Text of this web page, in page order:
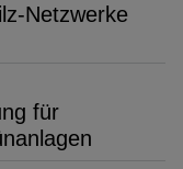
Netzwerke
für